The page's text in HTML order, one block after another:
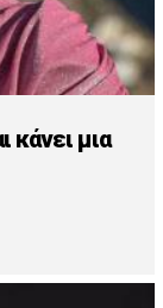
κάνει μια